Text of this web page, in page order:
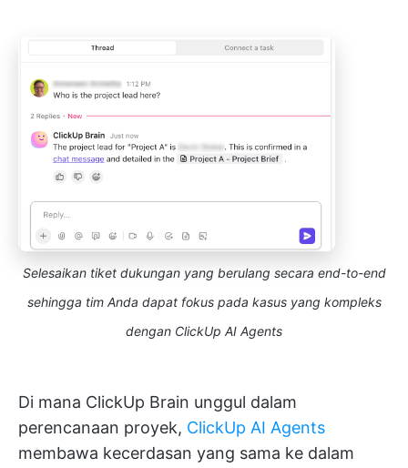
Selesaikan tiket dukungan yang berulang secara end-to-end
sehingga tim Anda dapat fokus pada kasus yang kompleks
dengan ClickUp AI Agents
Di mana ClickUp Brain unggul dalam
perencanaan proyek, ClickUp AI Agents
membawa kecerdasan yang sama ke dalam